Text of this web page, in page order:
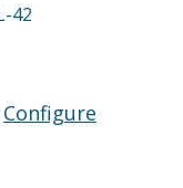
42
Configure